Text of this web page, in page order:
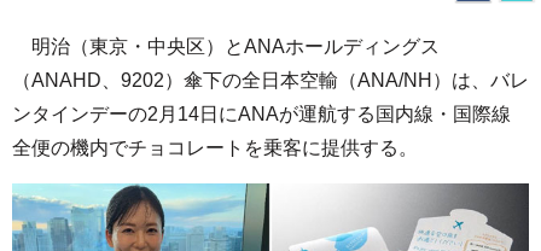
明治（東京・中央区）とANAホールディングス
（ANAHD、9202）傘下の全日本空輸（ANA/NH）は、バレ
ンタインデーの2月14日にANAが運航する国内線・国際線
全便の機内でチョコレートを乗客に提供する。